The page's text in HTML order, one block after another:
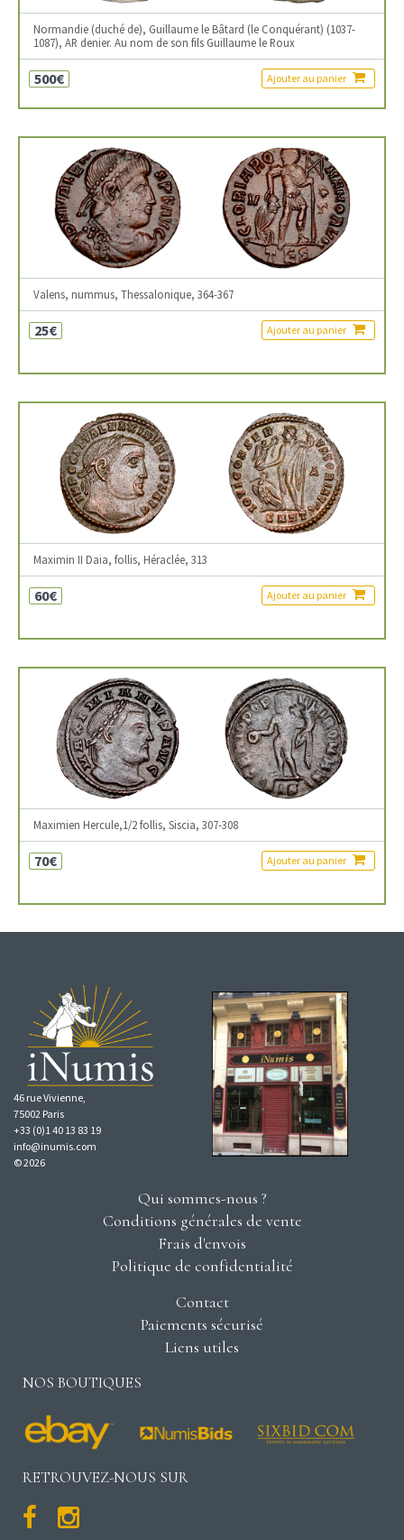
Normandie (duché de), Guillaume le Bâtard (le Conquérant) (1037-
1087), AR denier. Au nom de son fils Guillaume le Roux
500€ Ajouter au panier
Valens, nummus, Thessalonique, 364-367
25€ Ajouter au panier
Maximin II Daia, follis, Héraclée, 313
60€ Ajouter au panier
Maximien Hercule,1/2 follis, Siscia, 307-308
70€ Ajouter au panier
46 rue Vivienne,
75002 Paris
+33 (0)1 40 13 83 19
info@inumis.com
© 2026
Qui sommes-nous ?
Conditions générales de vente
Frais d'envois
Politique de confidentialité
Contact
Paiements sécurisé
Liens utiles
NOS BOUTIQUES
RETROUVEZ-NOUS SUR